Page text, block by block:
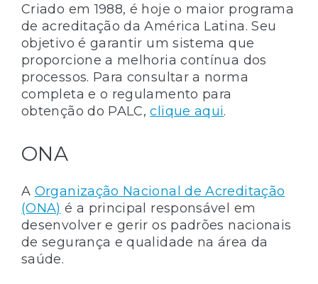
Criado em 1988, é hoje o maior programa
de acreditação da América Latina. Seu
objetivo é garantir um sistema que
proporcione a melhoria contínua dos
processos. Para consultar a norma
completa e o regulamento para
obtenção do PALC,clique aqui.
ONA
A Organização Nacional de Acreditação
(ONA) é a principal responsável em
desenvolver e gerir os padrões nacionais
de segurança e qualidade na área da
saúde.